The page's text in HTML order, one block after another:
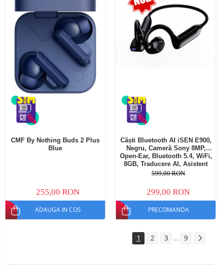
CMF By Nothing Buds 2 Plus
Blue
255,00 RON
ADAUGA IN COS
Căști Bluetooth AI iSEN E900,
Negru, Cameră Sony 8MP,
Open-Ear, Bluetooth 5.4, WiFi,
8GB, Traducere AI, Asistent
Vocal, Reducere Zgomot Dual
599,00 RON
299,00 RON
PRECOMANDA
1 2 3 ... 9